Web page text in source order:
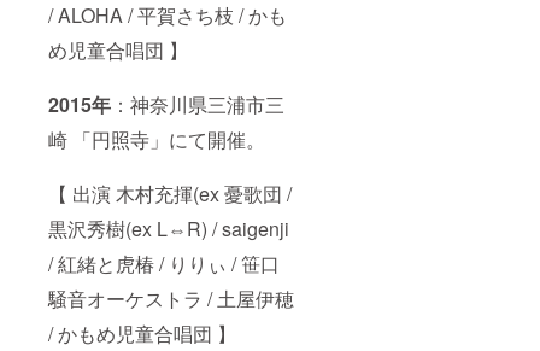
/ ALOHA / 平賀さち枝 / かも
め児童合唱団 】
2015年 ：神奈川県三浦市三
崎 「円照寺」にて開催。
【 出演 木村充揮(ex 憂歌団 /
黒沢秀樹(ex L⇔R) / saigenji
/ 紅緒と虎椿 / りりぃ / 笹口
騒音オーケストラ / 土屋伊穂
/ かもめ児童合唱団 】